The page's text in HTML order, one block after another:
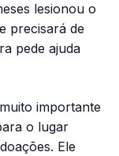
lesionou o
precisará de
pede ajuda
importante
o lugar
Ele